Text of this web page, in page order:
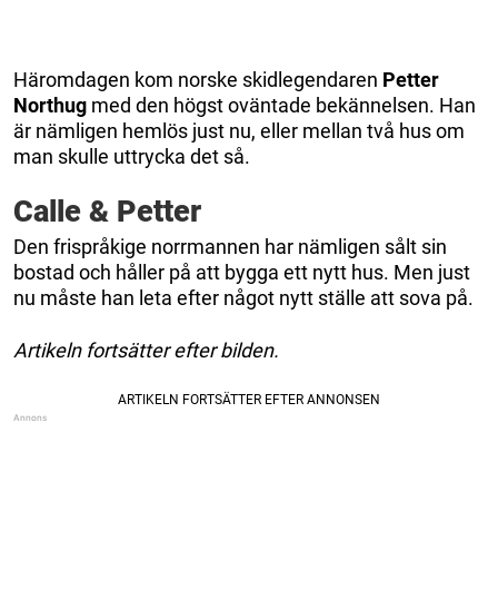
Häromdagen kom norske skidlegendaren Petter
Northug med den högst oväntade bekännelsen. Han
är nämligen hemlös just nu, eller mellan två hus om
man skulle uttrycka det så.
Calle & Petter
Den frispråkige norrmannen har nämligen sålt sin
bostad och håller på att bygga ett nytt hus. Men just
nu måste han leta efter något nytt ställe att sova på.
Artikeln fortsätter efter bilden.